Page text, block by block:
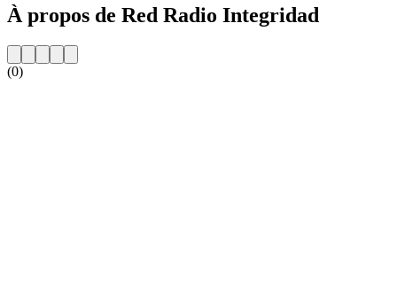
À propos de Red Radio Integridad
(0)